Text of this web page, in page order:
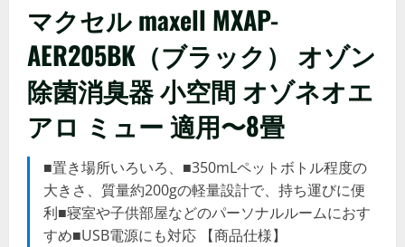
マクセル maxell MXAP-
AER205BK（ブラック） オゾン
除菌消臭器 小空間 オゾネオエ
アロ ミュー 適用〜8畳
■置き場所いろいろ、■350mLペットボトル程度の
大きさ、質量約200gの軽量設計で、持ち運びに便
利■寝室や子供部屋などのパーソナルルームにおす
すめ■USB電源にも対応 【商品仕様】